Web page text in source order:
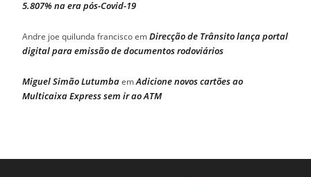
5.807% na era pós-Covid-19
Andre joe quilunda franciscoemDirecção de Trânsito lança portal
digital para emissão de documentos rodoviários
Miguel Simão LutumbaemAdicione novos cartões ao
Multicaixa Express sem ir ao ATM